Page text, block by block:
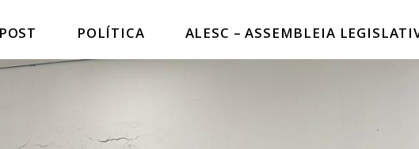
POLÍTICA ALESC – ASSEMBLEIA